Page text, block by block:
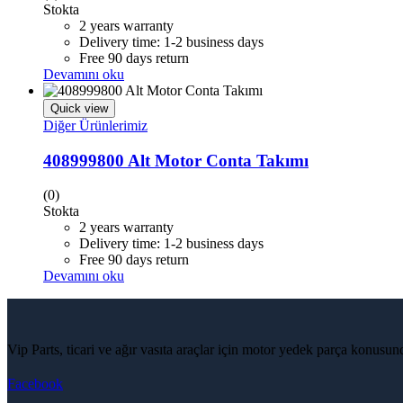
Stokta
2 years warranty
Delivery time: 1-2 business days
Free 90 days return
Devamını oku
Quick view
Diğer Ürünlerimiz
408999800 Alt Motor Conta Takımı
(0)
Stokta
2 years warranty
Delivery time: 1-2 business days
Free 90 days return
Devamını oku
Vip Parts, ticari ve ağır vasıta araçlar için motor yedek parça
Facebook